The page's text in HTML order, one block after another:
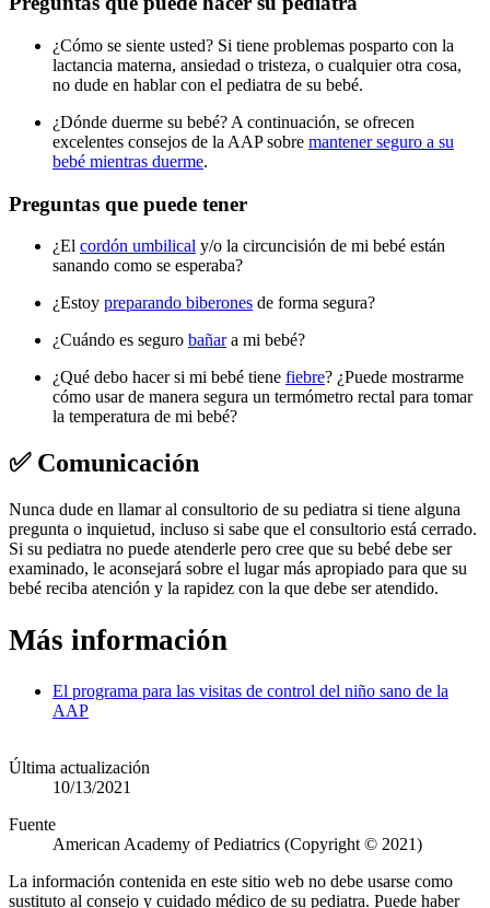
¿Cómo se siente usted? Si tiene problemas posparto con la
lactancia materna, ansiedad o tristeza, o cualquier otra cosa,
no dude en hablar con el pediatra de su bebé.
¿Dónde duerme su bebé? A continuación, se ofrecen
excelentes consejos de la AAP sobre mantener seguro a su
bebé mientras duerme.
Preguntas que puede tener
¿El cordón umbilical y/o la circuncisión de mi bebé están
sanando como se esperaba?
¿Estoy preparando biberones de forma segura?
¿Cuándo es seguro bañara mi bebé?
¿Qué debo hacer si mi bebé tiene fiebre? ¿Puede mostrarme
cómo usar de manera segura un termómetro rectal para tomar
la temperatura de mi bebé?
✅ Comunicación
Nunca dude en llamar al consultorio de su pediatra si tiene alguna
pregunta o inquietud, incluso si sabe que el consultorio está cerrado.
Si su pediatra no puede atenderle pero cree que su bebé debe ser
examinado, le aconsejará sobre el lugar más apropiado para que su
bebé reciba atención y la rapidez con la que debe ser atendido.
Más información
El programa para las visitas de control del niño sano de la
AAP
Última actualización
10/13/2021
Fuente
American Academy of Pediatrics (Copyright © 2021)
La información contenida en este sitio web no debe usarse como
sustituto al consejo y cuidado médico de su pediatra. Puede haber